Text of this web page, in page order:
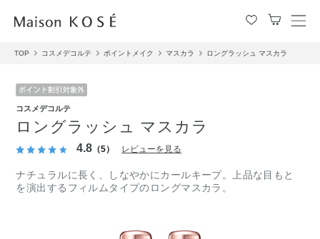
メ
TOP コスメデコルテ ポイントメイク マスカラ ロングラッシュ マスカラ
コスメデコルテ
ロングラッシュ マスカラ
4.8 （5） レビューを見る
ナチュラルに長く、しなやかにカールキープ。上品な目もと
を演出するフィルムタイプのロングマスカラ。